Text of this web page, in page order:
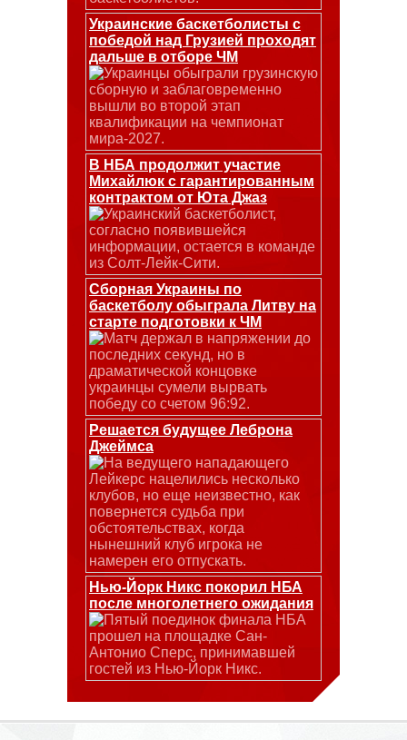
Украинские баскетболисты с
победой над Грузией проходят
дальше в отборе ЧМ
Украинцы обыграли грузинскую
сборную и заблаговременно
вышли во второй этап
квалификации на чемпионат
мира-2027.
В НБА продолжит участие
Михайлюк с гарантированным
контрактом от Юта Джаз
Украинский баскетболист,
согласно появившейся
информации, остается в команде
из Солт-Лейк-Сити.
Сборная Украины по
баскетболу обыграла Литву на
старте подготовки к ЧМ
Матч держал в напряжении до
последних секунд, но в
драматической концовке
украинцы сумели вырвать
победу со счетом 96:92.
Решается будущее Леброна
Джеймса
На ведущего нападающего
Лейкерс нацелились несколько
клубов, но еще неизвестно, как
повернется судьба при
обстоятельствах, когда
нынешний клуб игрока не
намерен его отпускать.
Нью-Йорк Никс покорил НБА
после многолетнего ожидания
Пятый поединок финала НБА
прошел на площадке Сан-
Антонио Сперс, принимавшей
гостей из Нью-Йорк Никс.